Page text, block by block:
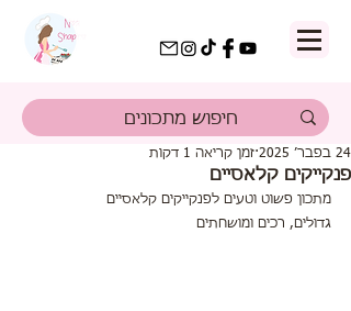
פנקייקים קלאסיים
24 בפבר׳ 2025 זמן קריאה 1 דקות
מתכון פשוט וטעים לפנקייקים קלאסיים
גדולים, רכים ומושחתים